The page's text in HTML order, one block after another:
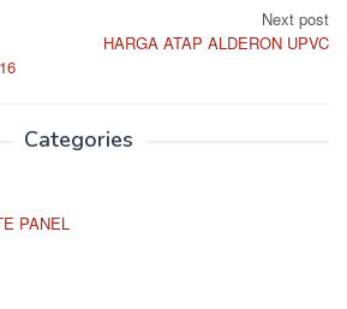
Next post
HARGA ATAP ALDERON UPVC
Categories
PANEL